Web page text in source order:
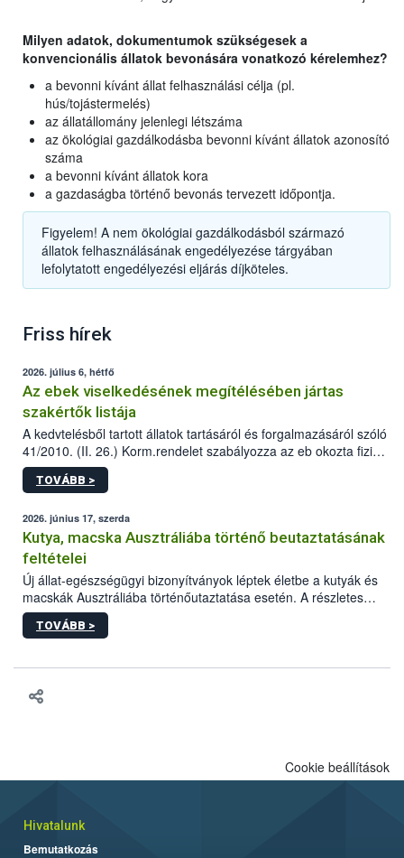
Milyen adatok, dokumentumok szükségesek a
konvencionális állatok bevonására vonatkozó kérelemhez?
a bevonni kívánt állat felhasználási célja (pl.
hús/tojástermelés)
az állatállomány jelenlegi létszáma
az ökológiai gazdálkodásba bevonni kívánt állatok azonosító
száma
a bevonni kívánt állatok kora
a gazdaságba történő bevonás tervezett időpontja.
Figyelem! A nem ökológiai gazdálkodásból származó
állatok felhasználásának engedélyezése tárgyában
lefolytatott engedélyezési eljárás díjköteles.
Friss hírek
2026. július 6, hétfő
Az ebek viselkedésének megítélésében jártas
szakértők listája
A kedvtelésből tartott állatok tartásáról és forgalmazásáról szóló
41/2010. (II. 26.) Korm.rendelet szabályozza az eb okozta fizikai
sérülés, illetve ennek veszélye keletkezésekor felmerülő
hatósági feladatokat, valamint a veszélyes eb tartását és annak
vonni az ebek viselkedésének megítélésében jártas szakértőt.
TOVÁBB >
2026. június 17, szerda
Kutya, macska Ausztráliába történő beutaztatásának
feltételei
Új állat-egészségügyi bizonyítványok léptek életbe a kutyák és
macskák Ausztráliába történőutaztatása esetén. A részletes
feltételek a mellékletekben olvashatók.
TOVÁBB >
Cookie beállítások
Hivatalunk
Bemutatkozás